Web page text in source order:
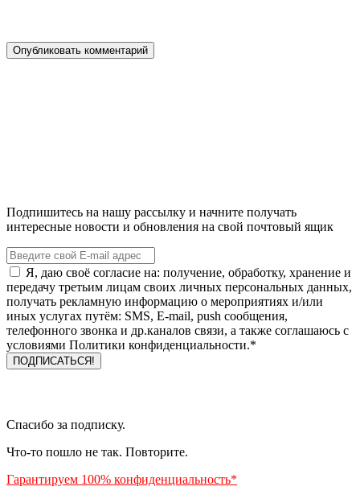
Подпишитесь на нашу рассылку и начните получать
интересные новости и обновления на свой почтовый ящик
Я, даю своё согласие на: получение, обработку, хранение и
передачу третьим лицам своих личных персональных данных,
получать рекламную информацию о мероприятиях и/или
иных услугах путём: SMS, E-mail, push сообщения,
телефонного звонка и др.каналов связи, а также соглашаюсь с
условиями Политики конфиденциальности.*
Спасибо за подписку.
Что-то пошло не так. Повторите.
Гарантируем 100% конфиденциальность*